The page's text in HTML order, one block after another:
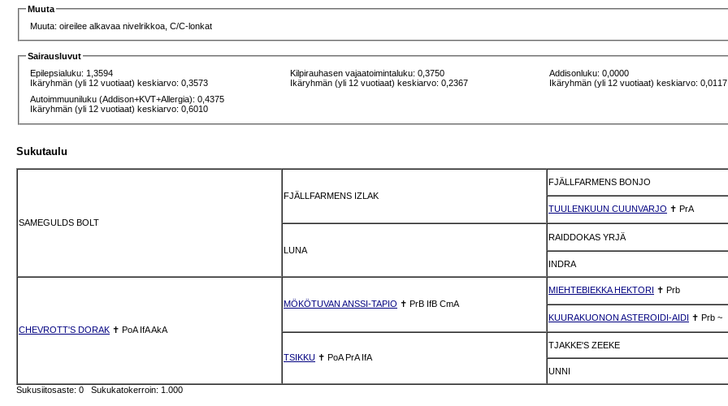
Muuta
Muuta: oireilee alkavaa nivelrikkoa, C/C-lonkat
Sairausluvut
Epilepsialuku: 1,3594
Ikäryhmän (yli 12 vuotiaat) keskiarvo: 0,3573
Kilpirauhasen vajaatoimintaluku: 0,3750
Ikäryhmän (yli 12 vuotiaat) keskiarvo: 0,2367
Addisonluku: 0,0000
Ikäryhmän (yli 12 vuotiaat) keskiarvo: 0,0117
Autoimmuuniluku (Addison+KVT+Allergia): 0,4375
Ikäryhmän (yli 12 vuotiaat) keskiarvo: 0,6010
Sukutaulu
SAMEGULDS BOLT
FJÄLLFARMENS IZLAK
FJÄLLFARMENS BONJO
TUULENKUUN CUUNVARJO ✝ PrA
LUNA
RAIDDOKAS YRJÄ
INDRA
CHEVROTT'S DORAK ✝ PoA IfAAkA
MÖKÖTUVAN ANSSI-TAPIO ✝ PrB IfB CmA
MIEHTEBIEKKA HEKTORI ✝ Prb
KUURAKUONON ASTEROIDI-AIDI ✝ Prb ~
TSIKKU ✝ PoA PrA IfA
TJAKKE'S ZEEKE
UNNI
Sukusiitosaste: 0 Sukukatokerroin: 1.000